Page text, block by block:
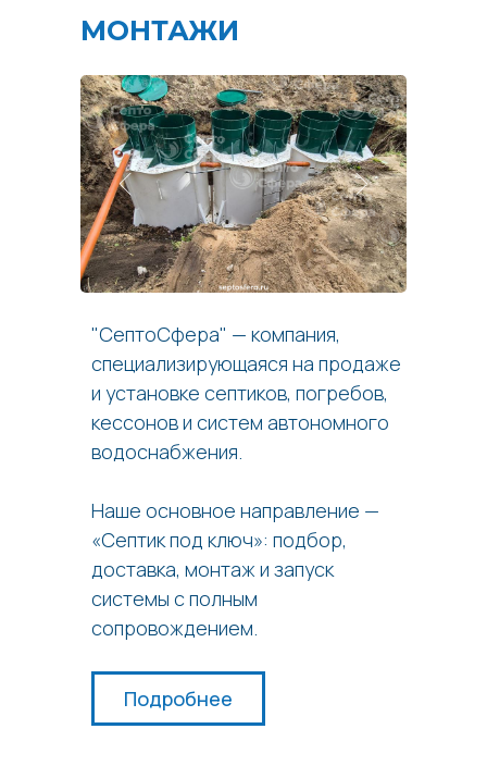
МОНТАЖИ
"СептоСфера" — компания,
специализирующаяся на продаже
и установке септиков, погребов,
кессонов и систем автономного
водоснабжения.
Наше основное направление —
«Септик под ключ»: подбор,
доставка, монтаж и запуск
системы с полным
сопровождением.
Подробнее